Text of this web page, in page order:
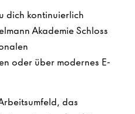
dich kontinuierlich
Akademie Schloss
oder über modernes E-
das